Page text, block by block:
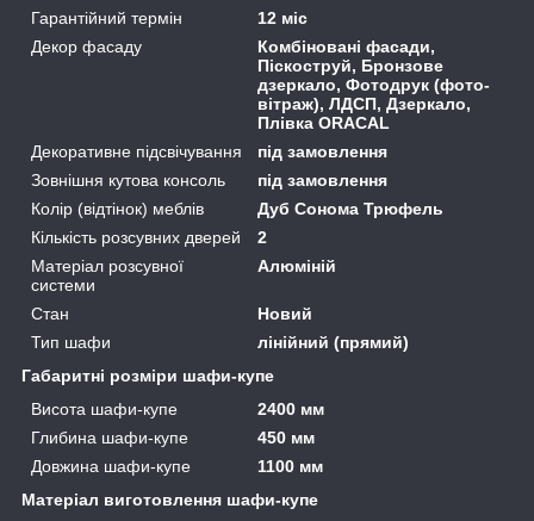
Гарантійний термін
12 міс
Декор фасаду
Комбіновані фасади,
Піскоструй, Бронзове
дзеркало, Фотодрук (фото-
вітраж), ЛДСП, Дзеркало,
Плівка ORACAL
Декоративне підсвічування
під замовлення
Зовнішня кутова консоль
під замовлення
Колір (відтінок) меблів
Дуб Сонома Трюфель
Кількість розсувних дверей
2
Матеріал розсувної
системи
Алюміній
Стан
Новий
Тип шафи
лінійний (прямий)
Габаритні розміри шафи-купе
Висота шафи-купе
2400 мм
Глибина шафи-купе
450 мм
Довжина шафи-купе
1100 мм
Матеріал виготовлення шафи-купе